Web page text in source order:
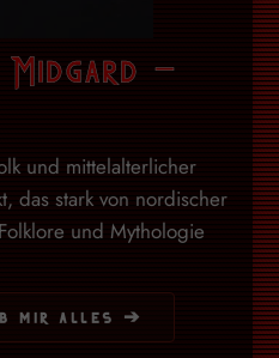
–
und mittelalterlicher
das stark von nordischer
und Mythologie
mir alles ➔